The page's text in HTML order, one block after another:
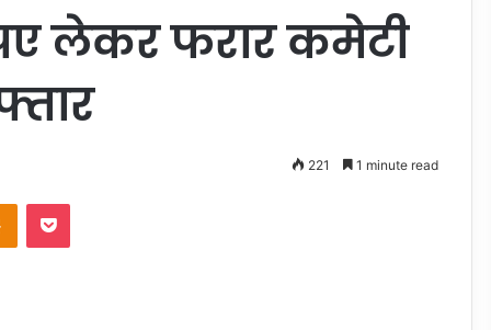
लेकर फरार कमेटी
221 1 minute read
Odnoklassniki
Pocket